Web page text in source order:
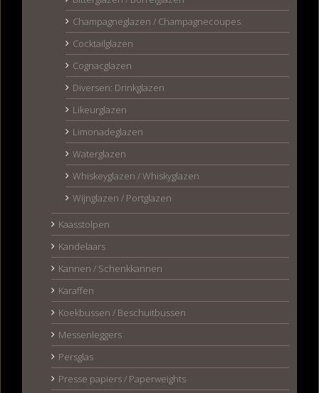
Champagneglazen / Champagnecoupes
Cocktailglazen
Cognacglazen
Diversen: Drinkglazen
Likeurglazen
Limonadeglazen
Waterglazen
Whiskeyglazen / Whiskyglazen
Wijnglazen / Portglazen
Kaasstolpen
Kandelaars
Kannen / Schenkkannen
Karaffen
Koekbussen / Beschuitbussen
Messenleggers
Persglas
Presse papiers / Paperweights